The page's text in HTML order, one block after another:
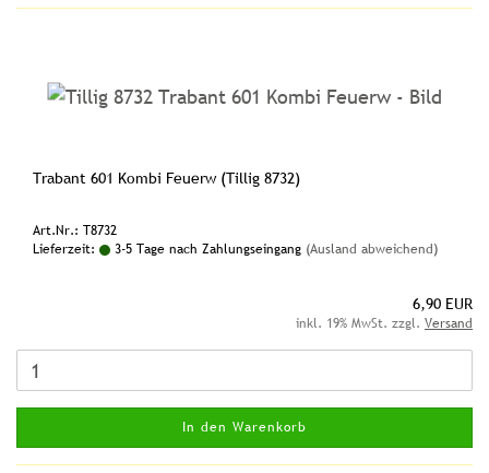
Trabant 601 Kombi Feuerw (Tillig 8732)
Art.Nr.: T8732
Lieferzeit:
3-5 Tage nach Zahlungseingang (Ausland abweichend)
6,90 EUR
inkl. 19% MwSt. zzgl. Versand
In den Warenkorb